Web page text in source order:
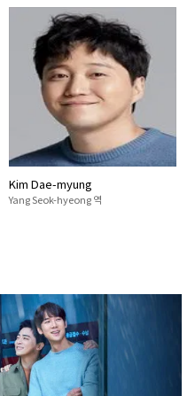
Kim Dae-myung
Yang Seok-hyeong 역